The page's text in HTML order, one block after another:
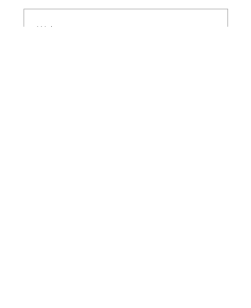
Write a comment...